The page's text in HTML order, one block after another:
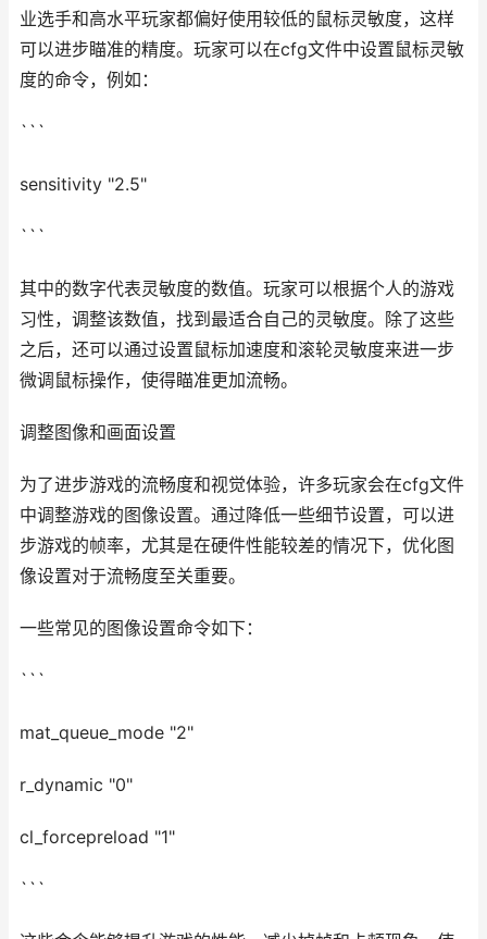
业选手和高水平玩家都偏好使用较低的鼠标灵敏度，这样
可以进步瞄准的精度。玩家可以在cfg文件中设置鼠标灵敏
度的命令，例如：
```
sensitivity "2.5"
```
其中的数字代表灵敏度的数值。玩家可以根据个人的游戏
习性，调整该数值，找到最适合自己的灵敏度。除了这些
之后，还可以通过设置鼠标加速度和滚轮灵敏度来进一步
微调鼠标操作，使得瞄准更加流畅。
调整图像和画面设置
为了进步游戏的流畅度和视觉体验，许多玩家会在cfg文件
中调整游戏的图像设置。通过降低一些细节设置，可以进
步游戏的帧率，尤其是在硬件性能较差的情况下，优化图
像设置对于流畅度至关重要。
一些常见的图像设置命令如下：
```
mat_queue_mode "2"
r_dynamic "0"
cl_forcepreload "1"
```